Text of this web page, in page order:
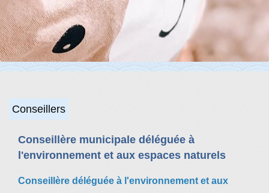
Conseillers
Conseillère municipale déléguée à
l'environnement et aux espaces naturels
Conseillère déléguée à l'environnement et aux